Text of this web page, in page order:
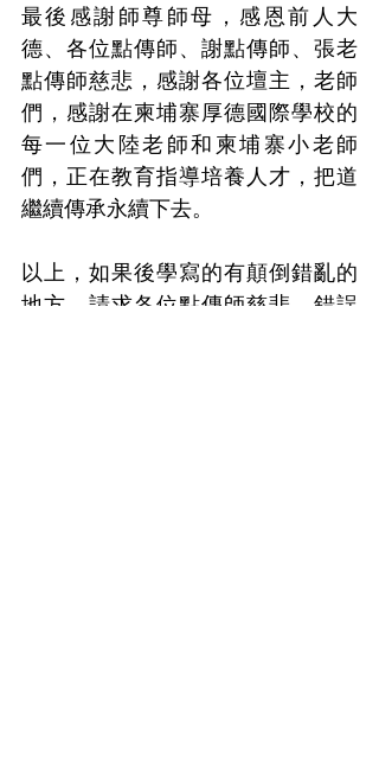
最後感謝師尊師母，感恩前人大
德、各位點傳師、謝點傳師、張老
點傳師慈悲，感謝各位壇主，老師
們，感謝在柬埔寨厚德國際學校的
每一位大陸老師和柬埔寨小老師
們，正在教育指導培養人才，把道
繼續傳承永續下去。
以上，如果後學寫的有顛倒錯亂的
地方，請求各位點傳師慈悲，錯誤